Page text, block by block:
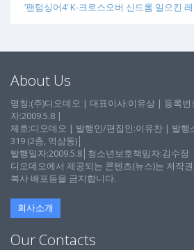
‘팬텀싱어4’ K-크로스오버 신드롬 일으킨
About Us
명칭:(주)디오데오 | 대표이사:이유상 | 등록
자:2009.5.8 |
제호:디오데오 | 발행인/편집인:이유찬 | 발행
319 (2층, 역삼동)│
발행일자:2009.5.8│청소년보호책임자:김수정
디오데오에서 제공되는 콘텐츠(뉴스)는 저작
복사 배포등을 금지합니다.
회사소개
Our Contacts